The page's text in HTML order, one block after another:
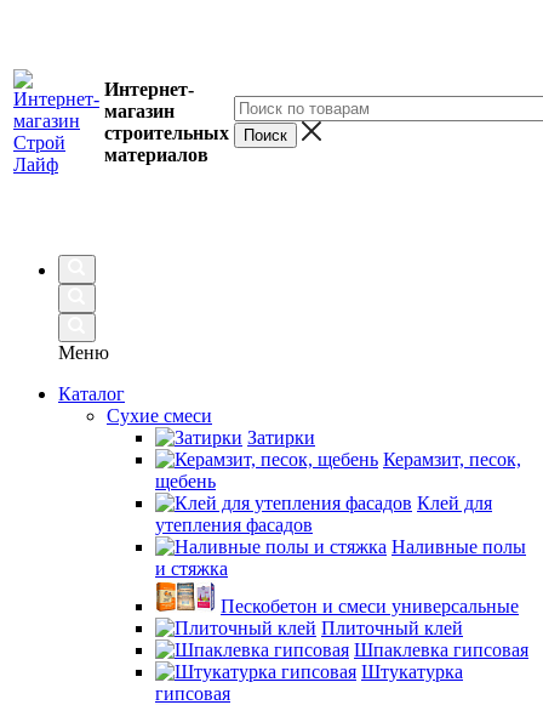
Интернет-
магазин
строительных
материалов
Меню
Каталог
Сухие смеси
Затирки
Керамзит, песок,
щебень
Клей для
утепления фасадов
Наливные полы
и стяжка
Пескобетон и смеси универсальные
Плиточный клей
Шпаклевка гипсовая
Штукатурка
гипсовая